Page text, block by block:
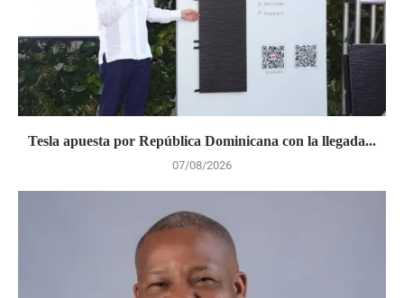
Tesla apuesta por República Dominicana con la llegada...
07/08/2026